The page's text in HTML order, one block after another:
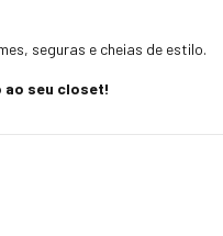
seguras e cheias de estilo.
ao seu closet!